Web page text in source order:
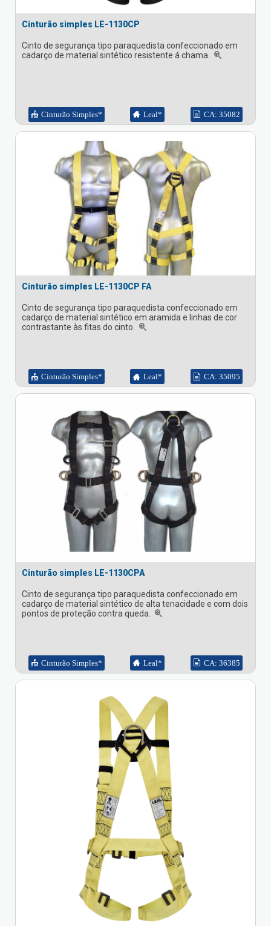
Cinturão simples LE-1130CP
Cinto de segurança tipo paraquedista confeccionado em
cadarço de material sintético resistente á chama.
Cinturão Simples* Leal* CA: 35082
Cinturão simples LE-1130CP FA
Cinto de segurança tipo paraquedista confeccionado em
cadarço de material sintético em aramida e linhas de cor
contrastante às fitas do cinto.
Cinturão Simples* Leal* CA: 35095
Cinturão simples LE-1130CPA
Cinto de segurança tipo paraquedista confeccionado em
cadarço de material sintético de alta tenacidade e com dois
pontos de proteção contra queda.
Cinturão Simples* Leal* CA: 36385